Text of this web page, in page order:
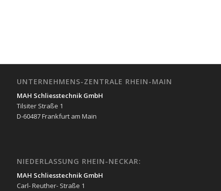
UNTERNEHMENS-ZENTRALE RHEIN-MAIN
MAH Schliesstechnik GmbH
Tilsiter Straße 1
D-60487 Frankfurt am Main
NIEDERLASSUNG RHEIN-NECKAR:
MAH Schliesstechnik GmbH
Carl- Reuther- Straße 1